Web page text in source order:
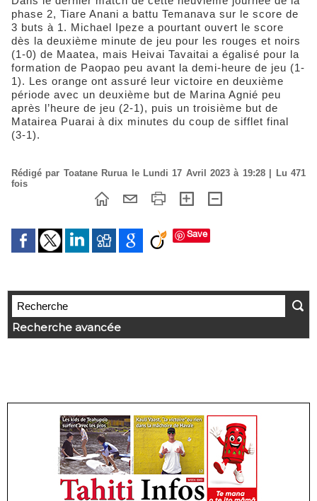
phase 2, Tiare Anani a battu Temanava sur le score de
3 buts à 1. Michael Ipeze a pourtant ouvert le score
dès la deuxième minute de jeu pour les rouges et noirs
(1-0) de Maatea, mais Heivai Tavaitai a égalisé pour la
formation de Paopao peu avant la demi-heure de jeu (1-
1). Les orange ont assuré leur victoire en deuxième
période avec un deuxième but de Marina Agnié peu
après l’heure de jeu (2-1), puis un troisième but de
Matairea Puarai à dix minutes du coup de sifflet final
(3-1).
Rédigé par Toatane Rurua le Lundi 17 Avril 2023 à 19:28 | Lu 471
fois
Save
Recherche avancée